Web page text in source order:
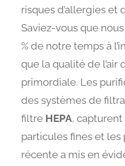
risques d’allergies et
Saviez-vous que
% de notre temps à
que la qualité de l’air
primordiale. Les
des systèmes de
filtre HEPA,
particules fines et
récente a mis en